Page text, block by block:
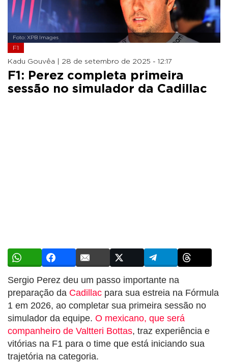
Foto: XPB Images
F1
Kadu Gouvêa | 28 de setembro de 2025 - 12:17
F1: Perez completa primeira
sessão no simulador da Cadillac
Sergio Perez deu um passo importante na
preparação da Cadillac para sua estreia na Fórmula
1 em 2026, ao completar sua primeira sessão no
simulador da equipe. O mexicano, que será
companheiro de Valtteri Bottas, traz experiência e
vitórias na F1 para o time que está iniciando sua
trajetória na categoria.